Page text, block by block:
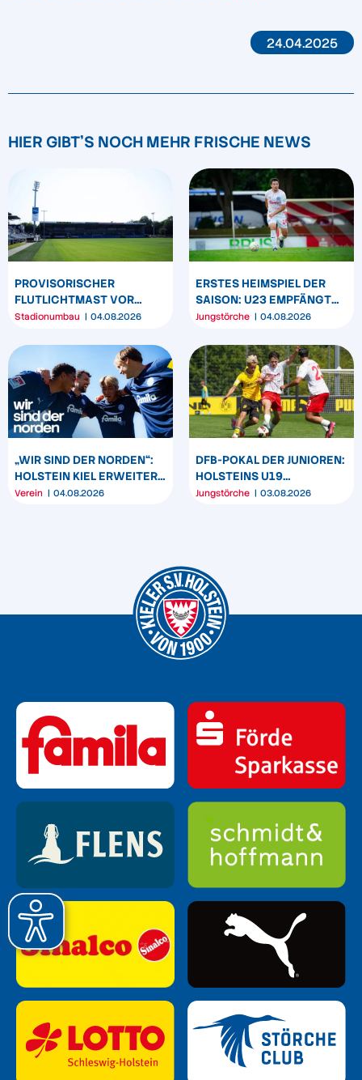
24.04.2025
HIER GIBT'S NOCH MEHR FRISCHE NEWS
PROVISORISCHER
FLUTLICHTMAST VOR
WESTTRIBÜNE WIRD
Stadionumbau 04.08.2026
ERSTES HEIMSPIEL DER
SAISON: U23 EMPFÄNGT
HEIDER SV
Jungstörche 04.08.2026
„WIR SIND DER NORDEN“:
HOLSTEIN KIEL ERWEITERT
SEIN MARKENBILD
Verein 04.08.2026
DFB-POKAL DER JUNIOREN:
HOLSTEINS U19
TRIUMPHIERT IN
Jungstörche 03.08.2026